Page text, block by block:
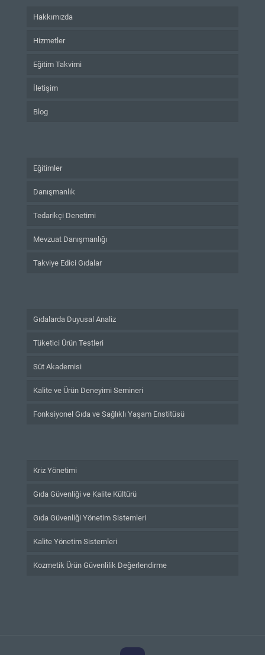
Hakkımızda
Hizmetler
Eğitim Takvimi
İletişim
Blog
Eğitimler
Danışmanlık
Tedarikçi Denetimi
Mevzuat Danışmanlığı
Takviye Edici Gıdalar
Gıdalarda Duyusal Analiz
Tüketici Ürün Testleri
Süt Akademisi
Kalite ve Ürün Deneyimi Semineri
Fonksiyonel Gıda ve Sağlıklı Yaşam Enstitüsü
Kriz Yönetimi
Gıda Güvenliği ve Kalite Kültürü
Gıda Güvenliği Yönetim Sistemleri
Kalite Yönetim Sistemleri
Kozmetik Ürün Güvenlilik Değerlendirme